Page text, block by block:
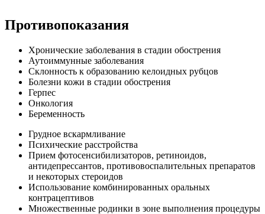
Противопоказания
Хронические заболевания в стадии обострения
Аутоиммунные заболевания
Склонность к образованию келоидных рубцов
Болезни кожи в стадии обострения
Герпес
Онкология
Беременность
Грудное вскармливание
Психические расстройства
Прием фотосенсибилизаторов, ретиноидов,
антидепрессантов, противовоспалительных препаратов
и некоторых стероидов
Использование комбинированных оральных
контрацептивов
Множественные родинки в зоне выполнения процедуры